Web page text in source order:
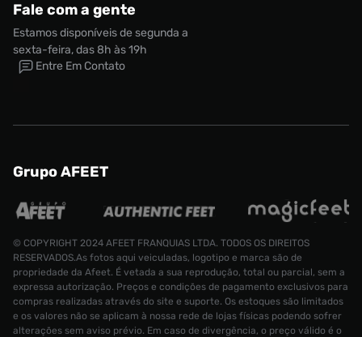
Fale com a gente
Estamos disponíveis de segunda a
sexta-feira, das 8h às 19h
Entre Em Contato
Grupo AFEET
© COPYRIGHT 2024 AFEET FRANQUIAS LTDA. TODOS OS DIREITOS
RESERVADOS.As fotos aqui veiculadas, logotipo e marca são de
propriedade da Afeet. É vetada a sua reprodução, total ou parcial, sem a
expressa autorização. Preços e condições de pagamento exclusivos para
compras realizadas através do site e suporte. Os estoques são limitados
e os valores não se aplicam à nossa rede de lojas físicas podendo sofrer
alterações sem aviso prévio. Em caso de divergência, o preço válido é o